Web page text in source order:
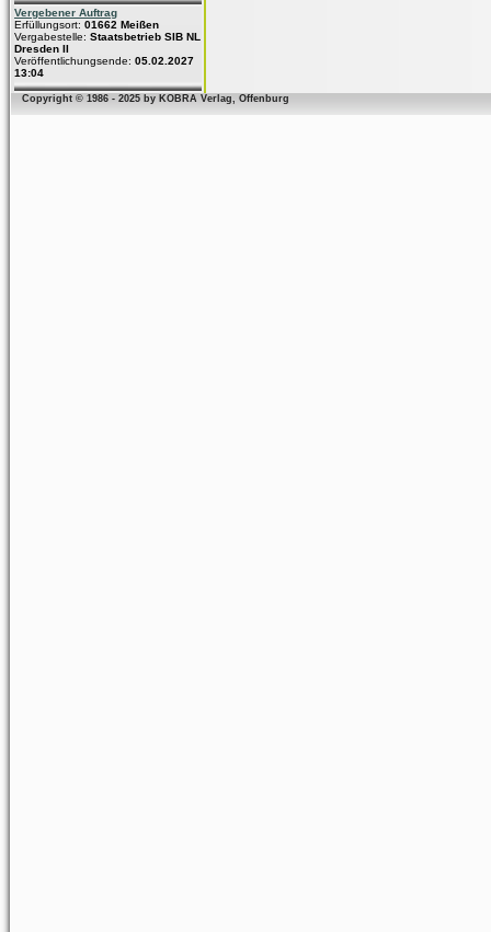
Vergebener Auftrag
Erfüllungsort: 01662 Meißen
Vergabestelle: Staatsbetrieb SIB NL
Dresden II
Veröffentlichungsende: 05.02.2027
13:04
Copyright © 1986 - 2025 by KOBRA Verlag, Offenburg